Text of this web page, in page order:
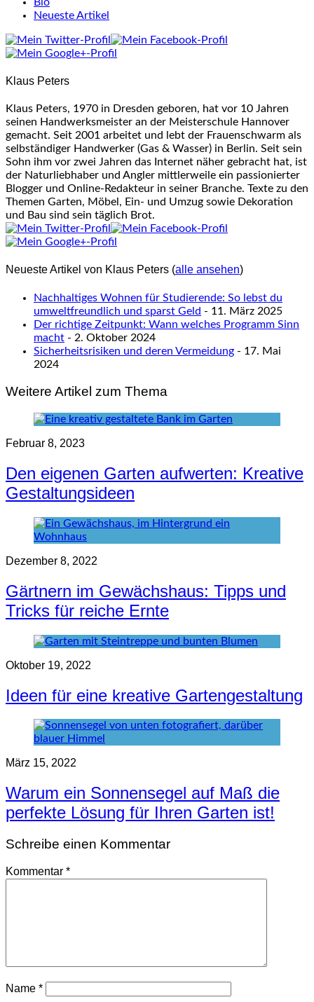
following
tabs
change
below.
Neueste Artikel
Klaus Peters
Klaus Peters, 1970 in Dresden geboren, hat vor 10 Jahren
seinen Handwerksmeister an der Meisterschule Hannover
gemacht. Seit 2001 arbeitet und lebt der Frauenschwarm als
selbständiger Handwerker (Gas & Wasser) in Berlin. Seit sein
Sohn ihm vor zwei Jahren das Internet näher gebracht hat, ist
der Naturliebhaber und Angler mittlerweile ein passionierter
Blogger und Online-Redakteur in seiner Branche. Texte zu den
Themen Garten, Möbel, Ein- und Umzug sowie Dekoration
und Bau sind sein täglich Brot.
Neueste Artikel von Klaus Peters (alle ansehen)
Nachhaltiges Wohnen für Studierende: So lebst du
umweltfreundlich und sparst Geld - 11. März 2025
Der richtige Zeitpunkt: Wann welches Programm Sinn
macht - 2. Oktober 2024
Sicherheitsrisiken und deren Vermeidung - 17. Mai
2024
Weitere Artikel zum Thema
Februar 8, 2023
Den eigenen Garten aufwerten: Kreative
Gestaltungsideen
Dezember 8, 2022
Gärtnern im Gewächshaus: Tipps und
Tricks für reiche Ernte
Oktober 19, 2022
Ideen für eine kreative Gartengestaltung
März 15, 2022
Warum ein Sonnensegel auf Maß die
perfekte Lösung für Ihren Garten ist!
Schreibe einen Kommentar
Kommentar *
Name *